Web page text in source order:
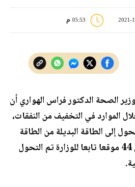
05:53 م
الصحة الدكتور فراس الهواري أن
الموارد في التخفيف من النفقات،
إلى الطاقة البديلة من الطاقة
الشمسية، مشيرا إلى أن 44 موقعا تابعا للوزارة تم التحول